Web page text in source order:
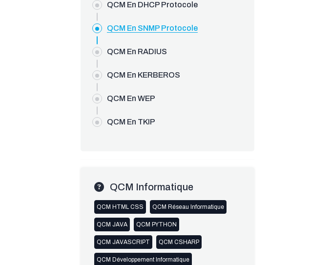
QCM En DHCP Protocole
QCM En SNMP Protocole
QCM En RADIUS
QCM En KERBEROS
QCM En WEP
QCM En TKIP
QCM Informatique
QCM HTML CSS QCM Réseau Informatique
QCM JAVA QCM PYTHON
QCM JAVASCRIPT QCM CSHARP
QCM Développement Informatique